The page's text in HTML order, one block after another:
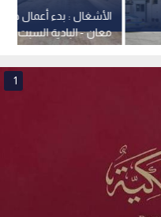
الأشغال : بدء أعمال
معان - البادية السبت
1